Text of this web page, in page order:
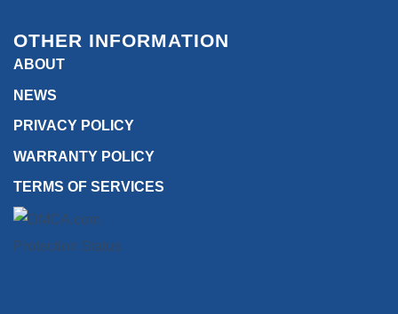
OTHER INFORMATION
ABOUT
NEWS
PRIVACY POLICY
WARRANTY POLICY
TERMS OF SERVICES